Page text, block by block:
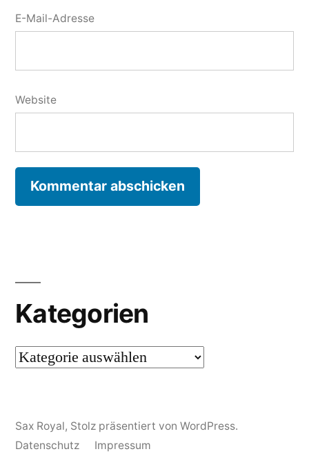
E-Mail-Adresse
Website
Kategorien
Kategorien
Sax Royal, Stolz präsentiert von WordPress.
Datenschutz
Impressum